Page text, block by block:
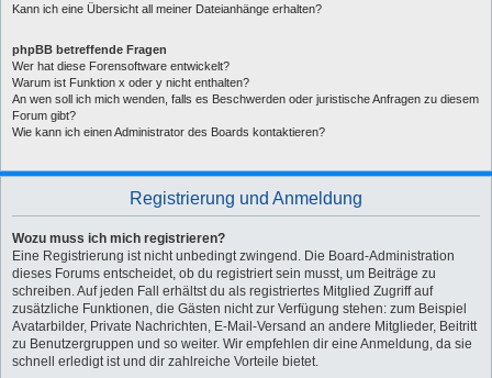
Kann ich eine Übersicht all meiner Dateianhänge erhalten?
phpBB betreffende Fragen
Wer hat diese Forensoftware entwickelt?
Warum ist Funktion x oder y nicht enthalten?
An wen soll ich mich wenden, falls es Beschwerden oder juristische Anfragen zu diesem
Forum gibt?
Wie kann ich einen Administrator des Boards kontaktieren?
Registrierung und Anmeldung
Wozu muss ich mich registrieren?
Eine Registrierung ist nicht unbedingt zwingend. Die Board-Administration
dieses Forums entscheidet, ob du registriert sein musst, um Beiträge zu
schreiben. Auf jeden Fall erhältst du als registriertes Mitglied Zugriff auf
zusätzliche Funktionen, die Gästen nicht zur Verfügung stehen: zum Beispiel
Avatarbilder, Private Nachrichten, E-Mail-Versand an andere Mitglieder, Beitritt
zu Benutzergruppen und so weiter. Wir empfehlen dir eine Anmeldung, da sie
schnell erledigt ist und dir zahlreiche Vorteile bietet.